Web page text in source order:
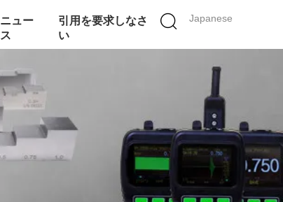
Japanese
ニュー
ス
引用を要求しなさ
い